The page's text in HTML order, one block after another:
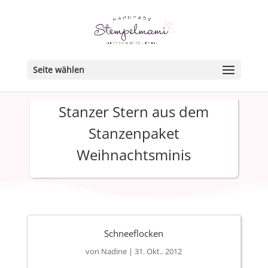
Seite wählen
Stanzer Stern aus dem
Stanzenpaket
Weihnachtsminis
Schneeflocken
von Nadine |31. Okt.. 2012